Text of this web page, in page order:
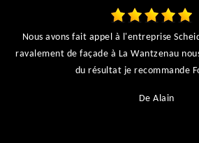
Nous avons fait appel à l'entreprise
ravalement de façade à La Wantzenau
du résultat je recommande
De Alain